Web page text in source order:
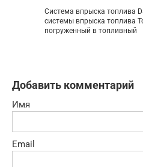
Система впрыска топлива
системы впрыска топлива
погруженный в топливный
Добавить комментарий
Имя
Email